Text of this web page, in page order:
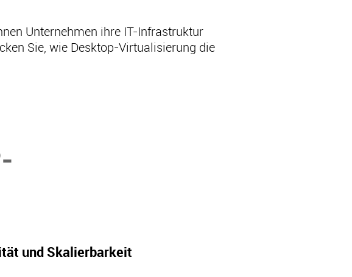
Unternehmen ihre IT-Infrastruktur
Sie, wie Desktop-Virtualisierung die
und Skalierbarkeit